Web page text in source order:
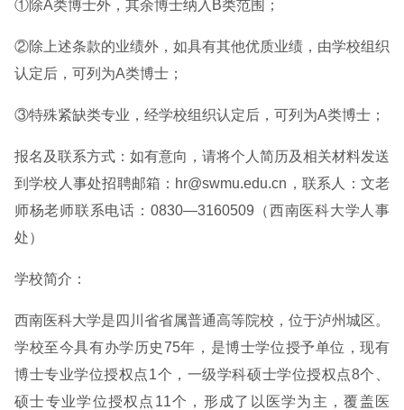
①除A类博士外，其余博士纳入B类范围；
②除上述条款的业绩外，如具有其他优质业绩，由学校组织
认定后，可列为A类博士；
③特殊紧缺类专业，经学校组织认定后，可列为A类博士；
报名及联系方式：如有意向，请将个人简历及相关材料发送
到学校人事处招聘邮箱：hr@swmu.edu.cn，联系人：文老
师杨老师联系电话：0830—3160509（西南医科大学人事
处）
学校简介：
西南医科大学是四川省省属普通高等院校，位于泸州城区。
学校至今具有办学历史75年，是博士学位授予单位，现有
博士专业学位授权点1个，一级学科硕士学位授权点8个、
硕士专业学位授权点11个，形成了以医学为主，覆盖医